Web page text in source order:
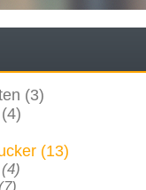
(3)
(13)